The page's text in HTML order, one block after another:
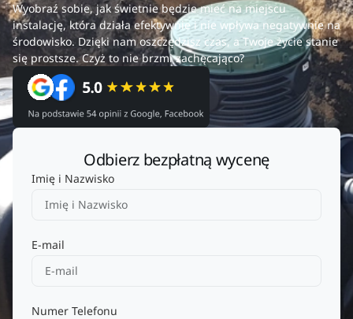
Wyobraź sobie, jak świetnie będzie mieć na miejscu
instalację, która działa efektywnie i nie wpływa negatywnie na
środowisko. Dzięki nam oszczędzisz czas, a Twoje życie stanie
się prostsze. Czyż to nie brzmi zachęcająco?
Odbierz bezpłatną wycenę
Imię i Nazwisko
E-mail
Numer Telefonu